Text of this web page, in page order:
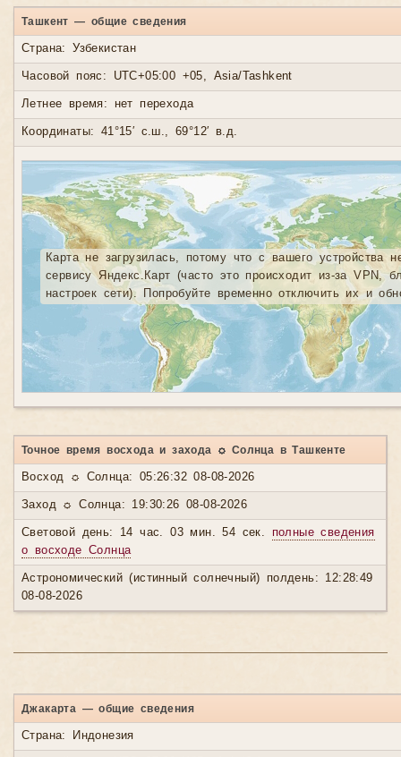
Ташкент — общие сведения
Страна: Узбекистан
Часовой пояс: UTC+05:00 +05, Asia/Tashkent
Летнее время: нет перехода
Координаты: 41°15′ с.ш., 69°12′ в.д.
Карта не загрузилась, потому что с вашего устройства
сервису Яндекс.Карт (часто это происходит из-за VPN,
настроек сети). Попробуйте временно отключить их и
Точное время восхода и захода ☼ Солнца в Ташкенте
Восход ☼ Солнца: 05:26:32 08-08-2026
Заход ☼ Солнца: 19:30:26 08-08-2026
Световой день: 14 час. 03 мин. 54 сек. полные сведения
о восходе Солнца
Астрономический (истинный солнечный) полдень: 12:28:49
08-08-2026
Джакарта — общие сведения
Страна: Индонезия